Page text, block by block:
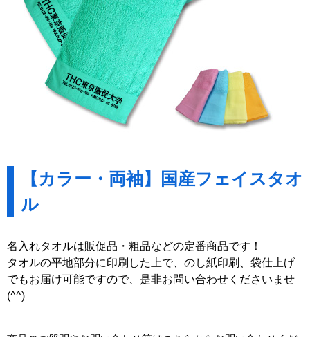
【カラー・両袖】国産フェイスタオ
ル
名入れタオルは販促品・粗品などの定番商品です！
タオルの平地部分に印刷した上で、のし紙印刷、袋仕上げ
でもお届け可能ですので、是非お問い合わせくださいませ
(^^)